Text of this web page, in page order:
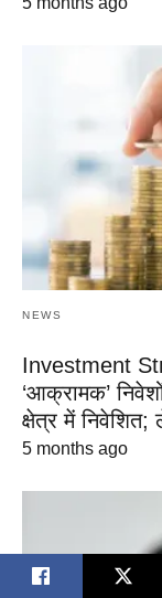
NEWS
Investment
‘आक्रामक’
क्षेत्र में
5 months ago